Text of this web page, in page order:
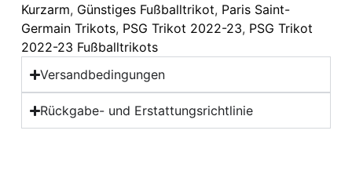
Kurzarm, Günstiges Fußballtrikot, Paris Saint-
Germain Trikots, PSG Trikot 2022-23, PSG Trikot
2022-23 Fußballtrikots
Versandbedingungen
Rückgabe- und Erstattungsrichtlinie